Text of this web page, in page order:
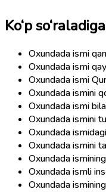
Ko‘p
Oxundada ismi
Oxundada ismi
Oxundada ismi
Oxundada ismini
Oxundada ismi
Oxundada ismini
Oxundada
Oxundada ismini
Oxundada
Oxundada ismli
Oxundada